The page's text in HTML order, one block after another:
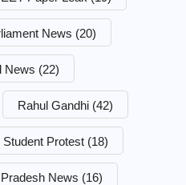
News (20)
News (22)
Rahul Gandhi (42)
Student Protest (18)
News (16)